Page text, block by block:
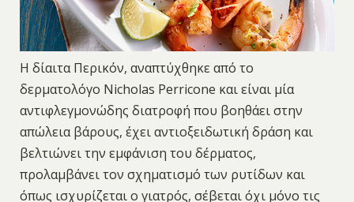
Η δίαιτα Περικόν, αναπτύχθηκε από το
δερματολόγο Nicholas Perricone και είναι μία
αντιφλεγμονώδης διατροφή που βοηθάει στην
απώλεια βάρους, έχει αντιοξειδωτική δράση και
βελτιώνει την εμφάνιση του δέρματος,
προλαμβάνει τον σχηματισμό των ρυτίδων και
όπως ισχυρίζεται ο γιατρός, σέβεται όχι μόνο τις